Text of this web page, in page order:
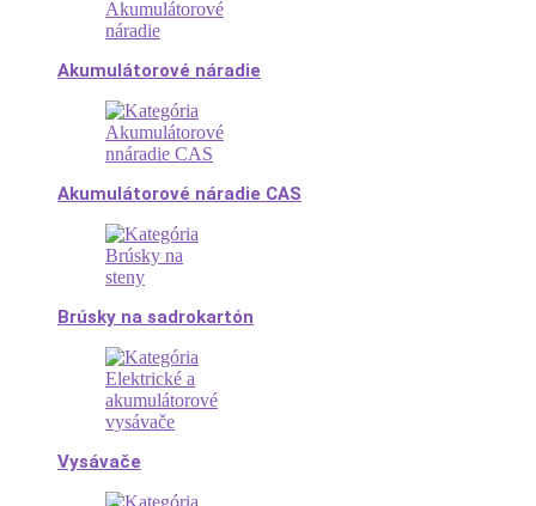
Akumulátorové náradie
Akumulátorové náradie CAS
Brúsky na sadrokartón
Vysávače